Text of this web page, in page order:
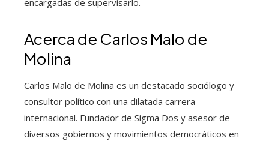
encargadas de supervisarlo.
Acerca de Carlos Malo de
Molina
Carlos Malo de Molina es un destacado sociólogo y
consultor político con una dilatada carrera
internacional. Fundador de Sigma Dos y asesor de
diversos gobiernos y movimientos democráticos en